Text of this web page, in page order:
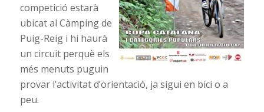
competició estarà
ubicat al Càmping de
Puig-Reig i hi haurà
un circuit perquè els
més menuts puguin
provar l’activitat d’orientació, ja sigui en bici o a
peu.